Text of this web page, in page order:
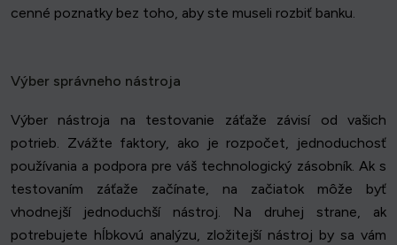
cenné poznatky bez toho, aby ste museli rozbiť banku.
Výber správneho nástroja
Výber nástroja na testovanie záťaže závisí od vašich
potrieb. Zvážte faktory, ako je rozpočet, jednoduchosť
používania a podpora pre váš technologický zásobník. Ak s
testovaním záťaže začínate, na začiatok môže byť
vhodnejší jednoduchší nástroj. Na druhej strane, ak
potrebujete hĺbkovú analýzu, zložitejší nástroj by sa vám